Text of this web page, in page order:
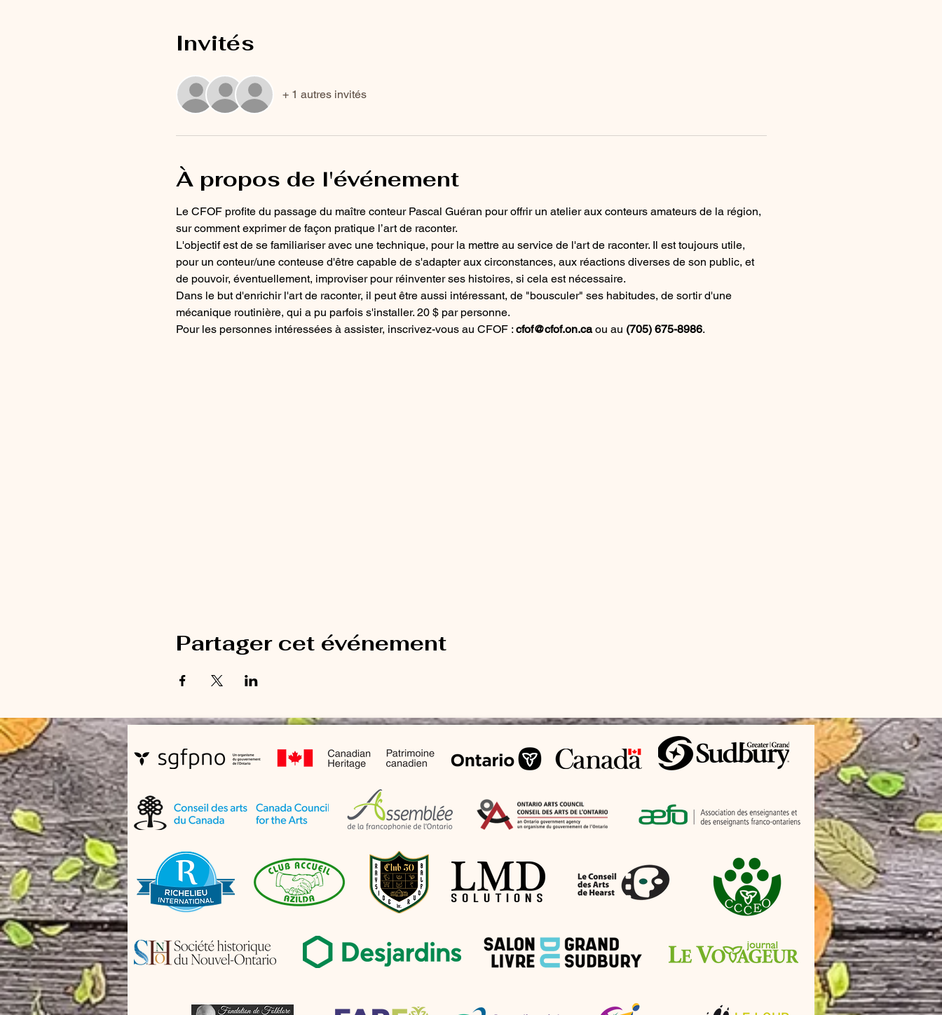
Invités
+ 1 autres invités
À propos de l'événement
Le CFOF profite du passage du maître conteur Pascal Guéran pour offrir un atelier aux conteurs amateurs de la région,
sur comment exprimer de façon pratique l’art de raconter.
L'objectif est de se familiariser avec une technique, pour la mettre au service de l'art de raconter. Il est toujours utile,
pour un conteur/une conteuse d'être capable de s'adapter aux circonstances, aux réactions diverses de son public, et
de pouvoir, éventuellement, improviser pour réinventer ses histoires, si cela est nécessaire.
Dans le but d'enrichir l'art de raconter, il peut être aussi intéressant, de "bousculer" ses habitudes, de sortir d'une
mécanique routinière, qui a pu parfois s'installer. 20 $ par personne.
Pour les personnes intéressées à assister, inscrivez-vous au CFOF : cfof@cfof.on.ca ou au (705) 675-8986.
Partager cet événement